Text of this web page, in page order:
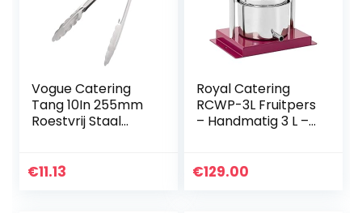
Vogue Catering
Tang 10In 255mm
Roestvrij Staal
Gebruiksvoorwerp
€11.13
Royal Catering
RCWP-3L Fruitpers
– Handmatig 3 L –
Fruitpers kopen –
€129.00